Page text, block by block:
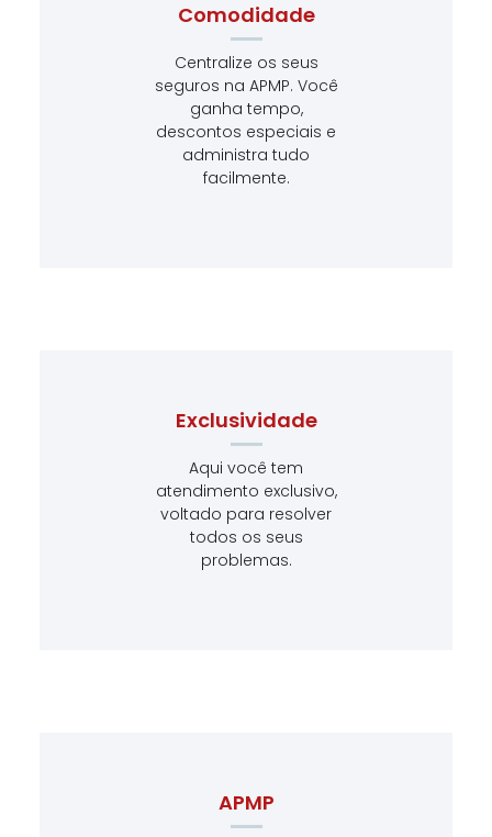
Comodidade
Centralize os seus
seguros na APMP. Você
ganha tempo,
descontos especiais e
administra tudo
facilmente.
Exclusividade
Aqui você tem
atendimento exclusivo,
voltado para resolver
todos os seus
problemas.
APMP